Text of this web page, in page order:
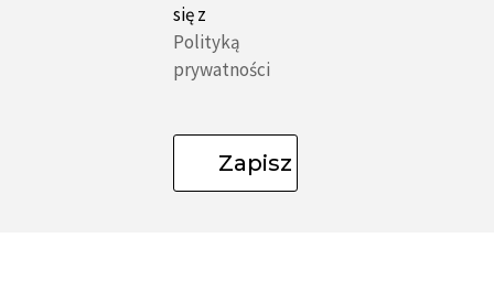
się z
Polityką
prywatności